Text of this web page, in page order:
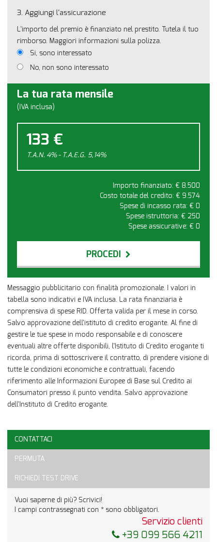
3. Aggiungi l'assicurazione
L'importo del premio è finanziato nel prestito. Tutela il tuo
rimborso. Maggiori informazioni sulla polizza.
Si, sono interessato
No, non sono interessato
La tua rata mensile
(IVA inclusa)
133 €
T.A.N. 4% - T.A.E.G. 5,14%
Importo finanziato: € 8.500
Costo totale del credito: € 9.574
Spese di incasso rata: € 0
Spese istruttoria: € 250
Spese assicurative: € 0
PROCEDI
Contattaci
Ho letto e accettol'informativa privacy*
Acconsento al trattamento dei miei dati per finalità di
Invia la tua richiesta
Messaggio pubblicitario con finalità promozionale. I valori in
tabella sono indicativi e IVA inclusa. La rata finanziaria è
comprensiva di spese RID. Offerta valida per il mese in corso.
Salvo approvazione dell'istituto di credito erogante. Al fine di
gestire le tue spese in modo responsabile e di conoscere
eventuali altre offerte disponibili, l'Istituto di Credito erogante ti
ricorda, prima di sottoscrivere il contratto, di prendere visione di
tutte le condizioni economiche e contrattuali, facendo
riferimento alle Informazioni Europee di Base sul Credito ai
Consumatori presso il punto vendita. Salvo approvazione
dell'Instituto di Credito erogante.
CONTATTACI
PERMUTA
RICHIEDI TEST DRIVE
Vuoi saperne di più? Scrivici!
I campi contrassegnati con * sono obbligatori.
Servizio clienti
+39 099 566 4211